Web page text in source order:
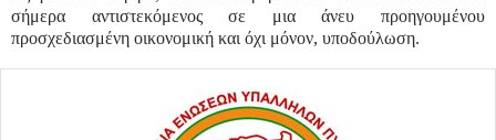
σήμερα αντιστεκόμενος σε μια άνευ προηγουμένου
προσχεδιασμένη οικονομική και όχι μόνον, υποδούλωση.